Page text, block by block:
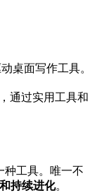
桌面写作工具。
通过实用工具和
种工具。唯一不
持续进化。